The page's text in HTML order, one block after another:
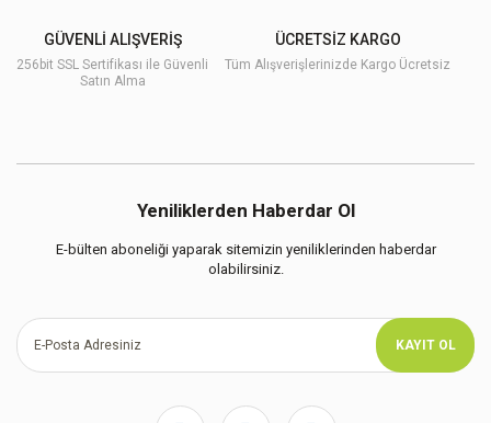
GÜVENLİ ALIŞVERİŞ
256bit SSL Sertifikası ile Güvenli
Satın Alma
ÜCRETSİZ KARGO
Tüm Alışverişlerinizde Kargo Ücretsiz
Yeniliklerden Haberdar Ol
E-bülten aboneliği yaparak sitemizin yeniliklerinden haberdar
olabilirsiniz.
KAYIT OL